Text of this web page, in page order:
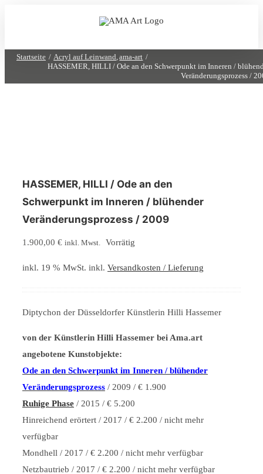
Startseite Acryl auf Leinwand ama-art
HASSEMER, HILLI / Ode an den Schwerpunkt im Inneren /
Veränderungsprozess /
HASSEMER, HILLI / Ode an den
Schwerpunkt im Inneren / blühender
Veränderungsprozess / 2009
1.900,00 € inkl. Mwst. Vorrätig
inkl. 19 % MwSt. inkl. Versandkosten / Lieferung
Diptychon der Düsseldorfer Künstlerin Hilli Hassemer
von der Künstlerin Hilli Hassemer bei Ama.art
angebotene Kunstobjekte:
Ode an den Schwerpunkt im Inneren / blühender
Veränderungsprozess / 2009 / € 1.900
Ruhige Phase / 2015 / € 5.200
Hinreichend erörtert / 2017 / € 2.200 / nicht mehr
verfügbar
Mondhell / 2017 / € 2.200 / nicht mehr verfügbar
Netzbautrieb / 2017 / € 2.200 / nicht mehr verfügbar